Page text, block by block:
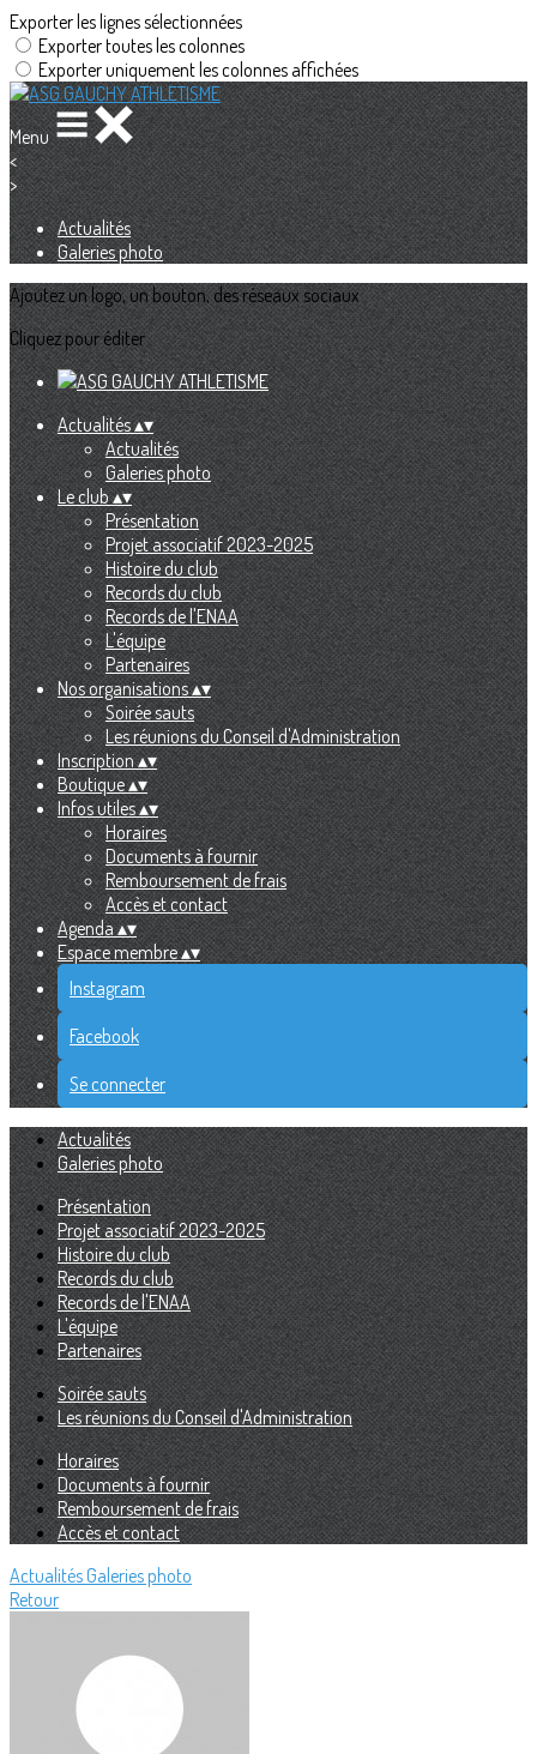
Exporter les lignes sélectionnées
Exporter toutes les colonnes
Exporter uniquement les colonnes affichées
Menu
<
>
Actualités
Galeries photo
Ajoutez un logo, un bouton, des réseaux sociaux
Cliquez pour éditer
Actualités▴▾
Actualités
Galeries photo
Le club▴▾
Présentation
Projet associatif 2023-2025
Histoire du club
Records du club
Records de l'ENAA
L'équipe
Partenaires
Nos organisations▴▾
Soirée sauts
Les réunions du Conseil d'Administration
Inscription▴▾
Boutique▴▾
Infos utiles▴▾
Horaires
Documents à fournir
Remboursement de frais
Accès et contact
Agenda▴▾
Espace membre▴▾
Instagram
Facebook
Se connecter
Actualités
Galeries photo
Présentation
Projet associatif 2023-2025
Histoire du club
Records du club
Records de l'ENAA
L'équipe
Partenaires
Soirée sauts
Les réunions du Conseil d'Administration
Horaires
Documents à fournir
Remboursement de frais
Accès et contact
Actualités Galeries photo
Retour